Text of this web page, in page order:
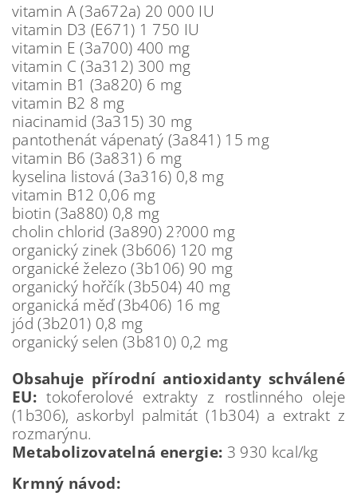
vitamin A (3a672a) 20 000 IU
vitamin D3 (E671) 1 750 IU
vitamin E (3a700) 400 mg
vitamin C (3a312) 300 mg
vitamin B1 (3a820) 6 mg
vitamin B2 8 mg
niacinamid (3a315) 30 mg
pantothenát vápenatý (3a841) 15 mg
vitamin B6 (3a831) 6 mg
kyselina listová (3a316) 0,8 mg
vitamin B12 0,06 mg
biotin (3a880) 0,8 mg
cholin chlorid (3a890) 2?000 mg
organický zinek (3b606) 120 mg
organické železo (3b106) 90 mg
organický hořčík (3b504) 40 mg
organická měď (3b406) 16 mg
jód (3b201) 0,8 mg
organický selen (3b810) 0,2 mg
Obsahuje přírodní antioxidanty schválené
EU:tokoferolové extrakty z rostlinného oleje
(1b306), askorbyl palmitát (1b304) a extrakt z
rozmarýnu.
Metabolizovatelná energie: 3 930 kcal/kg
Krmný návod: